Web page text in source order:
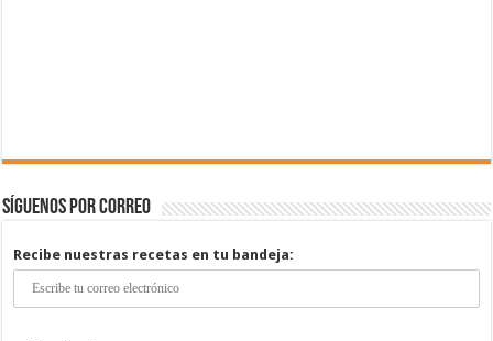
Síguenos por correo
Recibe nuestras recetas en tu bandeja: